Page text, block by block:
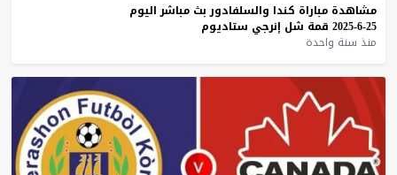
مشاهدة مباراة كندا والسلفادور بث مباشر اليوم
25-6-2025
قمة شل إنرجي ستاديوم
منذ سنة واحدة